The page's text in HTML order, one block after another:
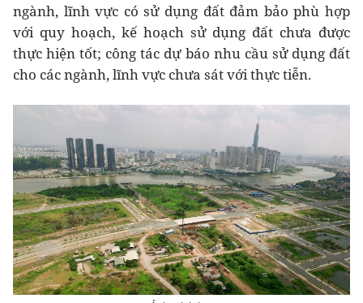
ngành, lĩnh vực có sử dụng đất đảm bảo phù hợp
với quy hoạch, kế hoạch sử dụng đất chưa được
thực hiện tốt; công tác dự báo nhu cầu sử dụng đất
cho các ngành, lĩnh vực chưa sát với thực tiễn.